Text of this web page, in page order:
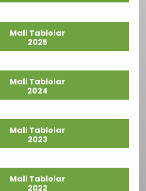
Mali Tablolar
2025
Mali Tablolar
2024
Mali Tablolar
2023
Mali Tablolar
2022